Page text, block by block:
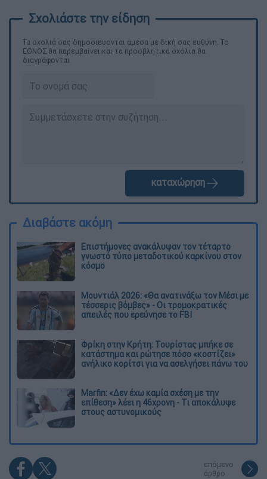
Τα σχολιά σας δημοσιεύονται άμεσα με δική σας ευθύνη. Το
ΕΘΝΟΣ θα παρεμβαίνει και τα προσβλητικά σχόλια θα
διαγράφονται
καταχώρηση
Διαβάστε ακόμη
Επιστήμονες ανακάλυψαν τον τέταρτο
γνωστό τύπο μεταδοτικού καρκίνου στον
κόσμο
Μουντιάλ 2026: «Θα ανατινάξω τον Μέσι με
τέσσερις βόμβες» - Οι τρομοκρατικές
απειλές που ερεύνησε το FBI
Φρίκη στην Κρήτη: Τουρίστας μπήκε σε
κατάστημα και ρώτησε πόσο «κοστίζει»
ανήλικο κορίτσι για να ασελγήσει πάνω του
Marfin: «Δεν έχω καμία σχέση με την
επίθεση» λέει η 46χρονη - Τι αποκάλυψε
στους αστυνομικούς
επόμενο
άρθρο